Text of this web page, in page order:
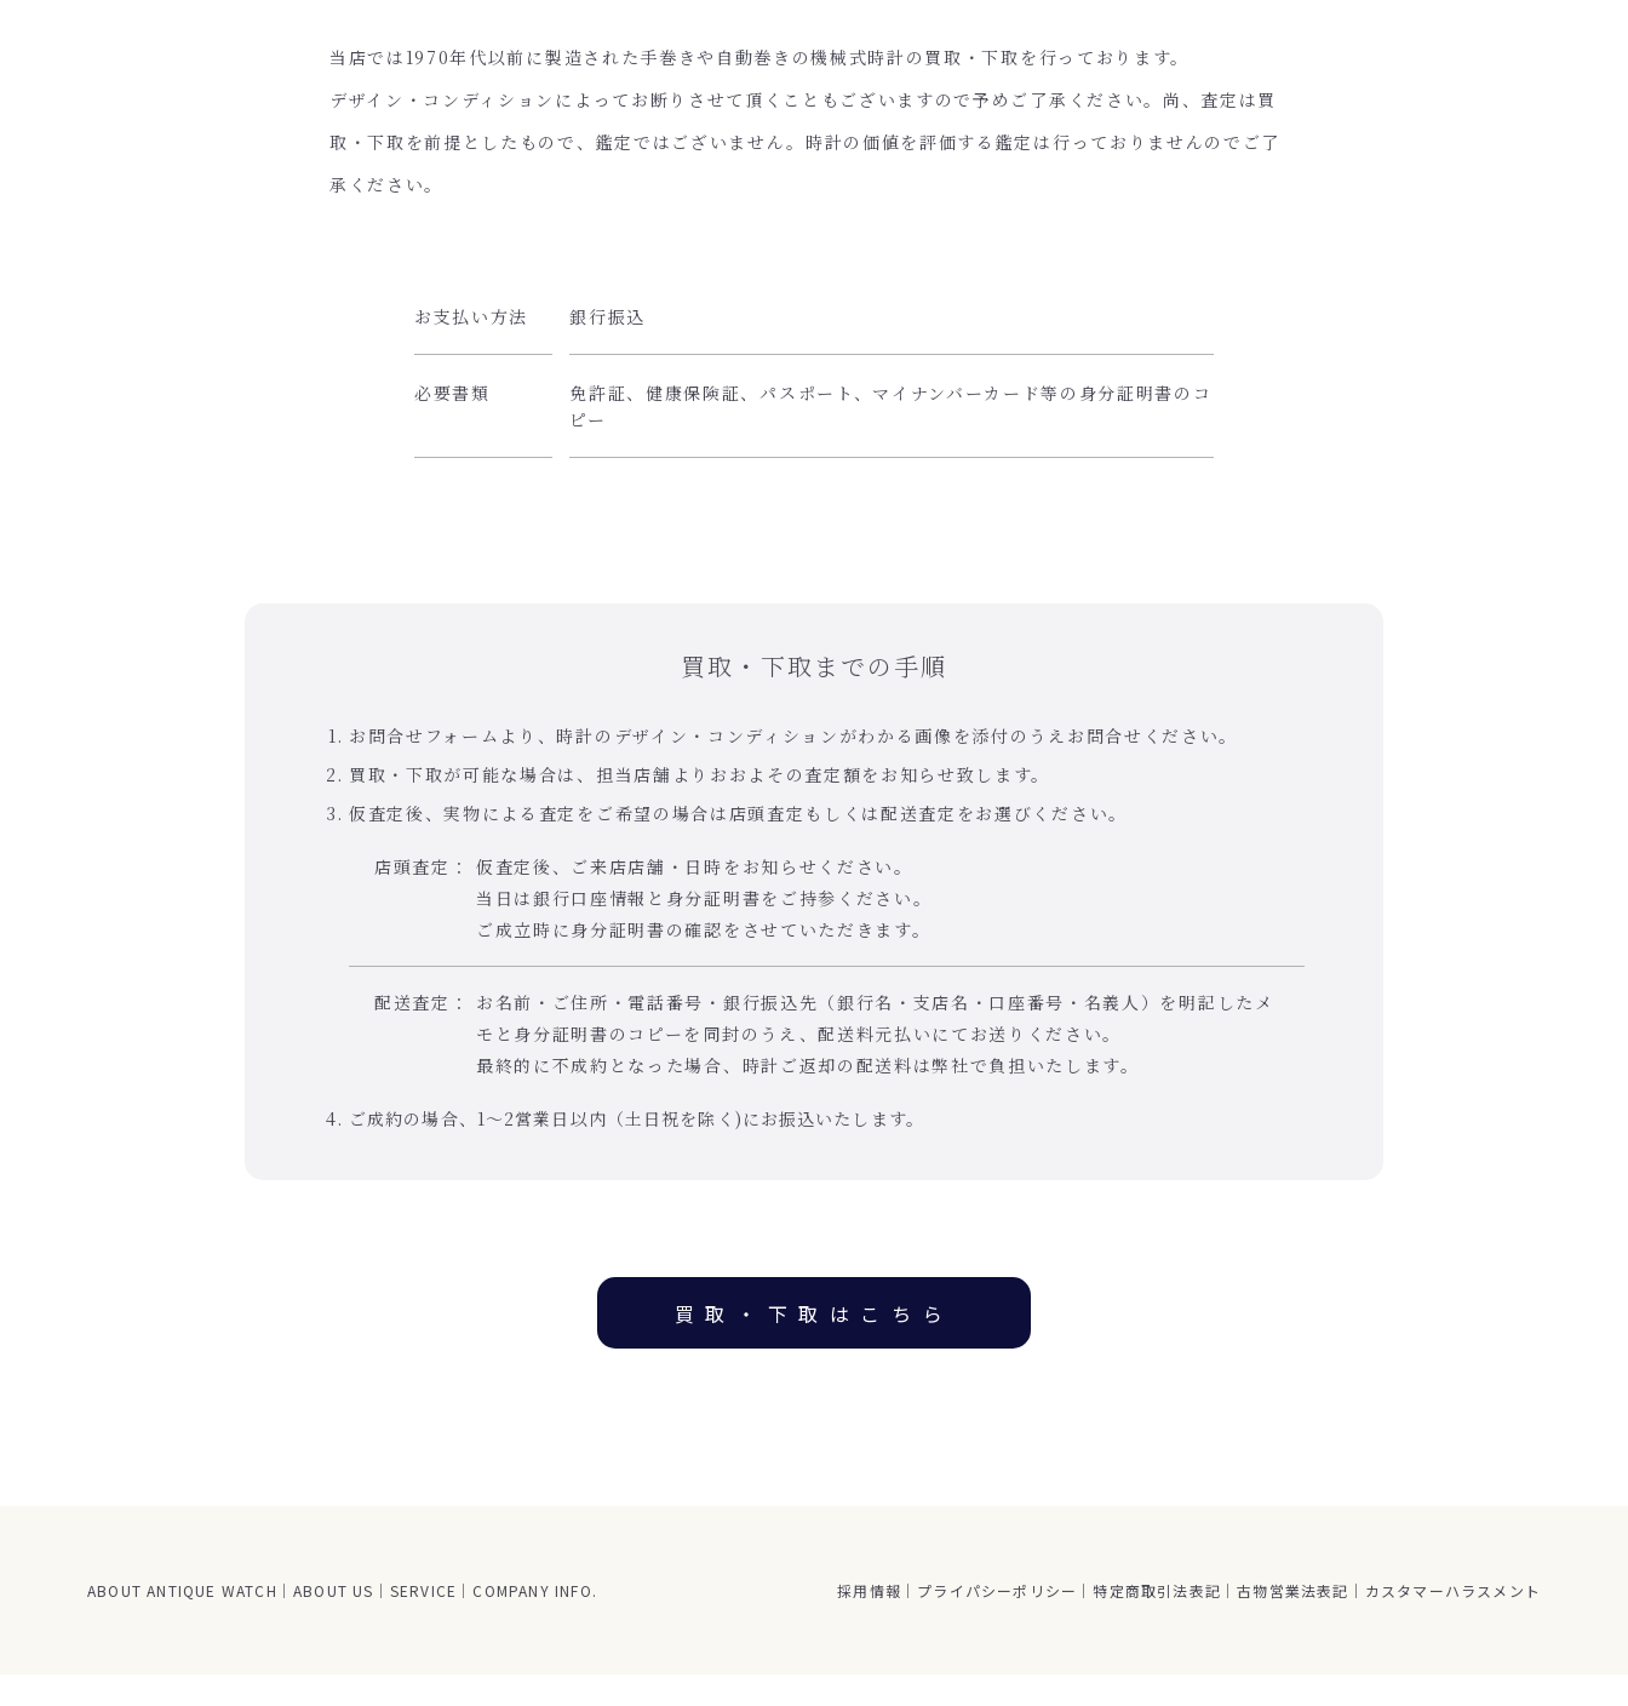
当店では1970年代以前に製造された手巻きや自動巻きの機械式時計の買取・下取を行っております。
デザイン・コンディションによってお断りさせて頂くこともございますので予めご了承ください。尚、査定は買
取・下取を前提としたもので、鑑定ではございません。時計の価値を評価する鑑定は行っておりませんのでご了
承ください。
お支払い方法 銀行振込
必要書類
免許証、健康保険証、パスポート、マイナンバーカード等の身分証明書のコ
ピー
買取・下取までの手順
お問合せフォームより、時計のデザイン・コンディションがわかる画像を添付のうえお問合せください。
買取・下取が可能な場合は、担当店舗よりおおよその査定額をお知らせ致します。
仮査定後、実物による査定をご希望の場合は店頭査定もしくは配送査定をお選びください。
店頭査定：
仮査定後、ご来店店舗・日時をお知らせください。
当日は銀行口座情報と身分証明書をご持参ください。
ご成立時に身分証明書の確認をさせていただきます。
配送査定：
お名前・ご住所・電話番号・銀行振込先（銀行名・支店名・口座番号・名義人）を明記したメ
モと身分証明書のコピーを同封のうえ、配送料元払いにてお送りください。
最終的に不成約となった場合、時計ご返却の配送料は弊社で負担いたします。
ご成約の場合、1～2営業日以内（土日祝を除く)にお振込いたします。
買取・下取はこちら
ABOUT ANTIQUE WATCH ABOUT US SERVICE COMPANY INFO. 採用情報 プライパシーポリシー 特定商取引法表記 古物営業法表記 カスタマーハラスメント